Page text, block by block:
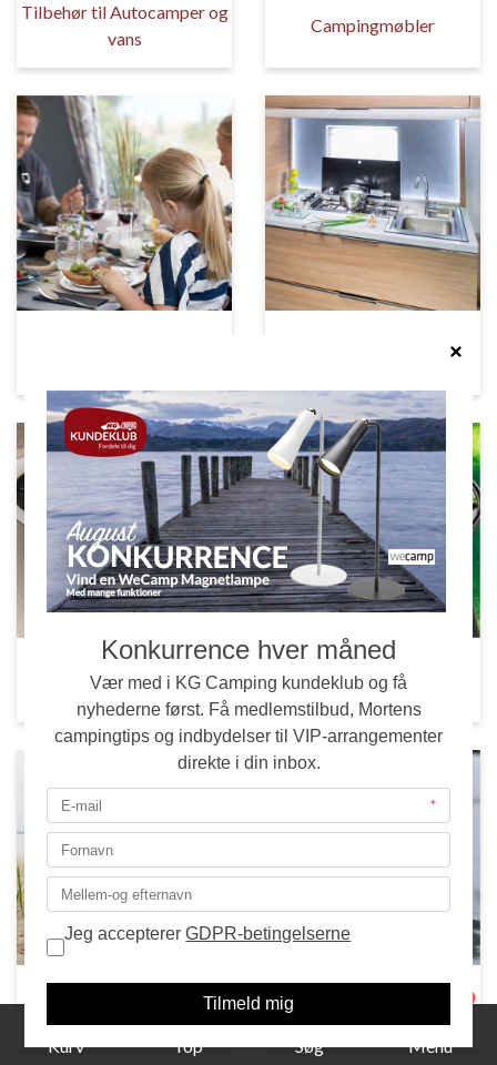
Tilbehør til Autocamper og
vans
Campingmøbler
Elektronik | Elartikler Grill | Gasblus
Køletasker
Kurv
Top Søg Menu